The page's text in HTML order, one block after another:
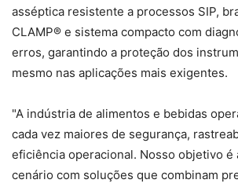
asséptica resistente a processos SIP,
CLAMP® e sistema compacto com
erros, garantindo a proteção dos
mesmo nas aplicações mais exigentes.
"A indústria de alimentos e bebidas
cada vez maiores de segurança,
eficiência operacional. Nosso objetivo é
cenário com soluções que combinam